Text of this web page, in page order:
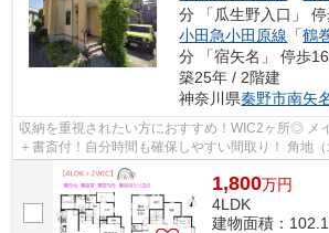
分 「瓜生野入口」
小田急小田原線 「鶴
分 「宿矢名」 停歩
築25年 / 2階建
神奈川県秦野市南矢
収納を重視されたい方におすすめ！WIC2ヶ所◎ メ
＋書斎付！自分時間も確保しやすい間取り！ 角地
陽当たり良好！ 現況：居住中 ぜひご...
1,800万円
4LDK
建物面積：